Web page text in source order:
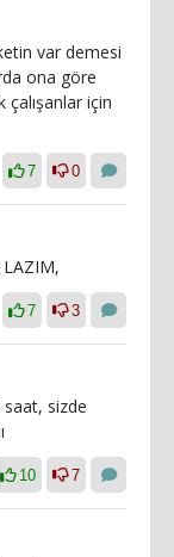
var demesi
ona göre
çalışanlar için
7 0
LAZIM,
7 3
saat, sizde
10 7